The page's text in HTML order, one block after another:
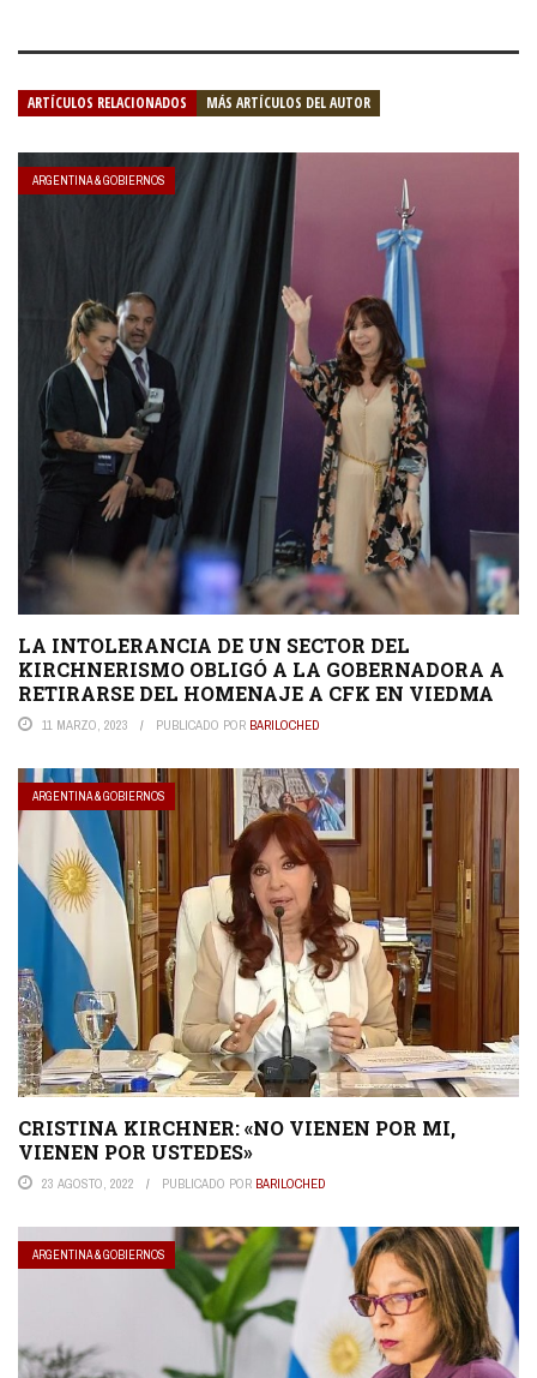
ARTÍCULOS RELACIONADOS MÁS ARTÍCULOS DEL AUTOR
ARGENTINA & GOBIERNOS
LA INTOLERANCIA DE UN SECTOR DEL
KIRCHNERISMO OBLIGÓ A LA GOBERNADORA A
RETIRARSE DEL HOMENAJE A CFK EN VIEDMA
11 MARZO, 2023 PUBLICADO POR BARILOCHED
ARGENTINA & GOBIERNOS
CRISTINA KIRCHNER: «NO VIENEN POR MI,
VIENEN POR USTEDES»
23 AGOSTO, 2022 PUBLICADO POR BARILOCHED
ARGENTINA & GOBIERNOS